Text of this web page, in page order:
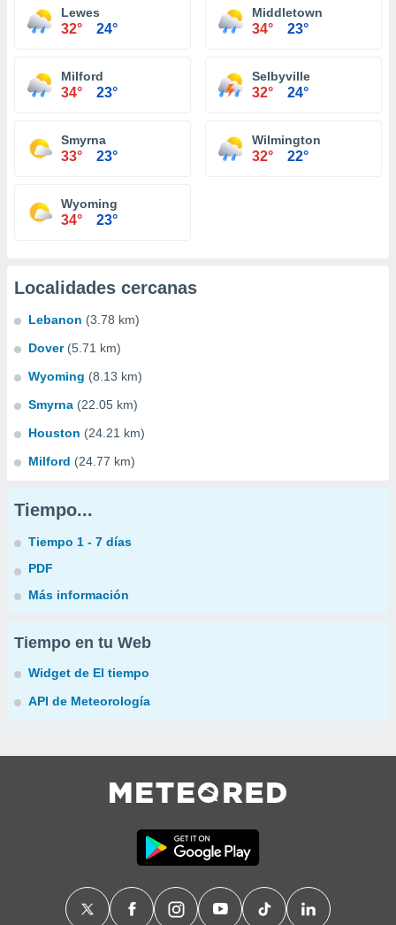
Lewes
32° 24°
Middletown
34° 23°
Milford
34° 23°
Selbyville
32° 24°
Smyrna
33° 23°
Wilmington
32° 22°
Wyoming
34° 23°
Localidades cercanas
Lebanon (3.78 km)
Dover (5.71 km)
Wyoming (8.13 km)
Smyrna (22.05 km)
Houston (24.21 km)
Milford (24.77 km)
Tiempo...
Tiempo 1 - 7 días
PDF
Más información
Tiempo en tu Web
Widget de El tiempo
API de Meteorología